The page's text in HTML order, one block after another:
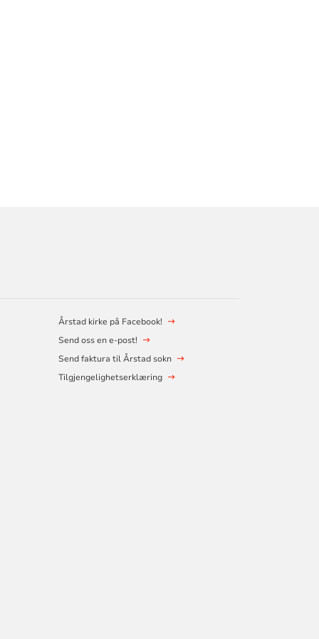
Årstad kirke på Facebook!
Send oss en e-post!
Send faktura til Årstad sokn
Tilgjengelighetserklæring